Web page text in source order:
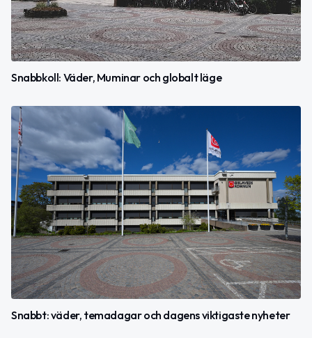
Snabbkoll: Väder, Muminar och globalt läge
Snabbt: väder, temadagar och dagens viktigaste nyheter